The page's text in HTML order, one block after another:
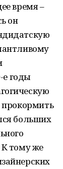
время –
он
е годы
прокормить
больших
К тому же